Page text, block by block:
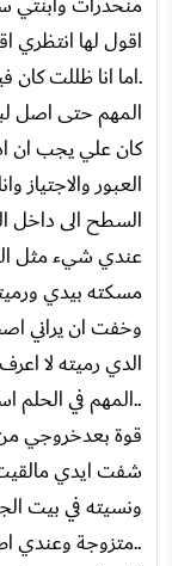
اقول لها
.اما انا ظللت
المهم حتى اصل
كان علي يجب ان
العبور
السطح الى داخل
عندي شيء مثل
مسكته بيدي
وخفت ان يراني
الدي رميته لا
..المهم في الحلم
قوة بعدخروجي
شفت ايدي
ونسيته في بيت
..متزوجة وعندي